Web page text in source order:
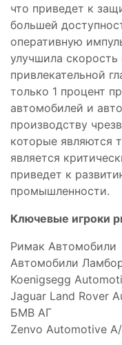
что приведет к
большей
оперативную
улучшила
привлекательной
только 1 процент
автомобилей и
производству
которые являются
является
приведет к
промышленности.
Ключевые игроки
Римак Автомобили
Автомобили
Koenigsegg
Jaguar Land Rover
БМВ АГ
Zenvo Automotive